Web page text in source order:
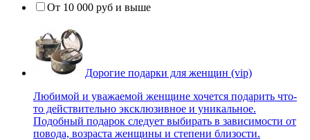
От 10 000 руб и выше
Дорогие подарки для женщин (vip)
Любимой и уважаемой женщине хочется подарить что-
то действительно эксклюзивное и уникальное.
Подобный подарок следует выбирать в зависимости от
повода, возраста женщины и степени близости.